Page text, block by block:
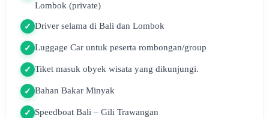
Lombok (private)
✓ Driver selama di Bali dan Lombok
✓ Luggage Car untuk peserta rombongan/group
✓ Tiket masuk obyek wisata yang dikunjungi.
✓ Bahan Bakar Minyak
✓ Speedboat Bali – Gili Trawangan